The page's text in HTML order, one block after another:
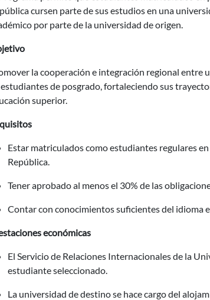
cursen parte de sus estudios en una
por parte de la universidad de origen.
la cooperación e integración regional entre
de posgrado, fortaleciendo sus
superior.
Estar matriculados como estudiantes regulares
República.
Tener aprobado al menos el 30% de las
Contar con conocimientos suficientes del idioma
económicas
El Servicio de Relaciones Internacionales de la
estudiante seleccionado.
La universidad de destino se hace cargo del